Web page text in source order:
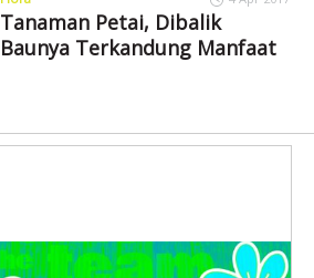
Tanaman Petai, Dibalik
Baunya Terkandung Manfaat